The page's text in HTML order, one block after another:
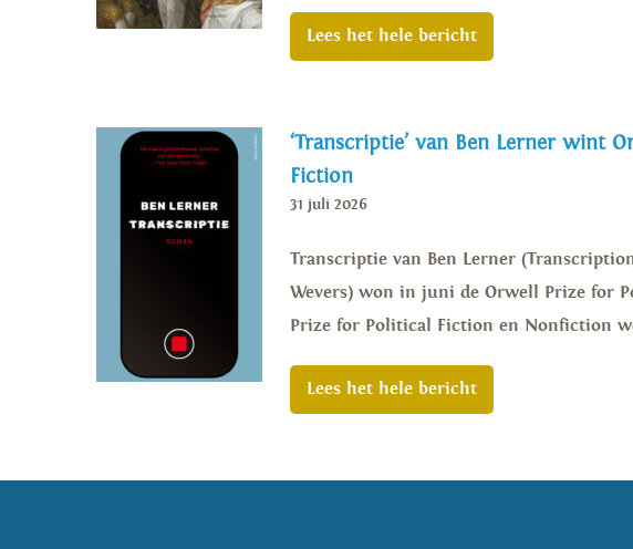
Lees het hele bericht
‘Transcriptie’ van Ben Lerner wint
Fiction
31 juli 2026
Transcriptie van Ben Lerner
Wevers) won in juni de Orwell Prize for
Prize for Political Fiction en Nonfiction
Lees het hele bericht